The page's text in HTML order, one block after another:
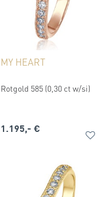
MY HEART
Rotgold 585 (0,30 ct w/si)
1.195,- €